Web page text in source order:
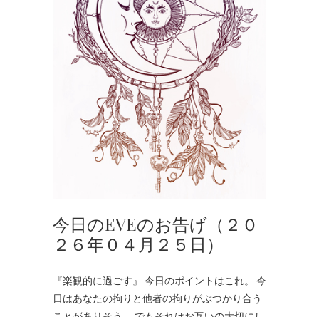
今日のEVEのお告げ（２０
２６年０４月２５日）
『楽観的に過ごす』 今日のポイントはこれ。 今
日はあなたの拘りと他者の拘りがぶつかり合う